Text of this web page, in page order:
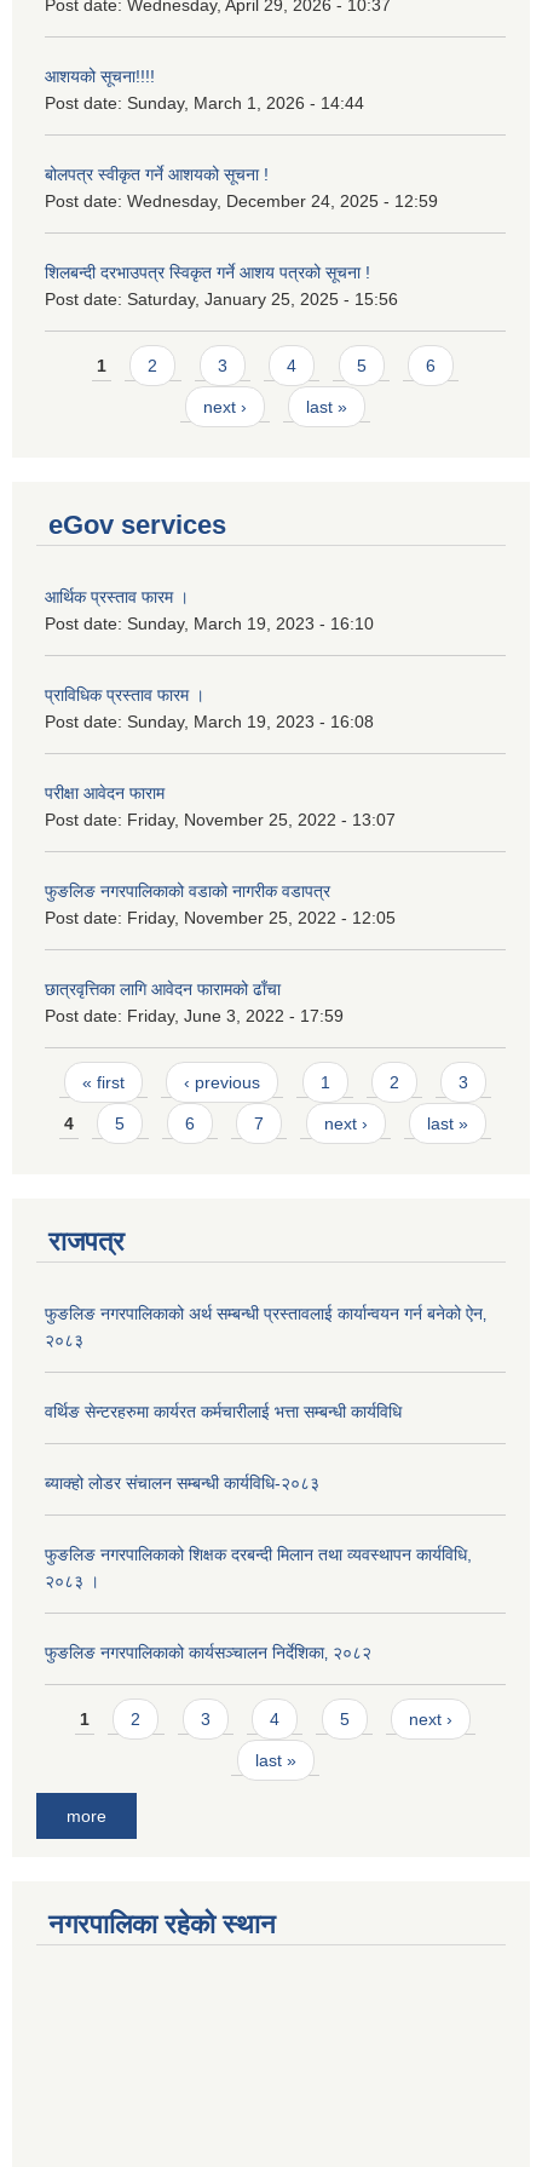
Post date: Wednesday, April 29, 2026 - 10:37
आशयको सूचना!!!!
Post date: Sunday, March 1, 2026 - 14:44
बोलपत्र स्वीकृत गर्ने आशयको सूचना !
Post date: Wednesday, December 24, 2025 - 12:59
शिलबन्दी दरभाउपत्र स्विकृत गर्ने आशय पत्रको सूचना !
Post date: Saturday, January 25, 2025 - 15:56
Pages
1 2 3 4 5 6
next › last »
eGov services
आर्थिक प्रस्ताव फारम ।
Post date: Sunday, March 19, 2023 - 16:10
प्राविधिक प्रस्ताव फारम ।
Post date: Sunday, March 19, 2023 - 16:08
परीक्षा आवेदन फाराम
Post date: Friday, November 25, 2022 - 13:07
फुङलिङ नगरपालिकाको वडाको नागरीक वडापत्र
Post date: Friday, November 25, 2022 - 12:05
छात्रवृत्तिका लागि आवेदन फारामको ढाँचा
Post date: Friday, June 3, 2022 - 17:59
Pages
« first ‹ previous 1 2 3
4 5 6 7 next › last »
राजपत्र
फुङलिङ नगरपालिकाको अर्थ सम्बन्धी प्रस्तावलाई कार्यान्वयन गर्न बनेको ऐन‚
२०८३
वर्थिङ सेन्टरहरुमा कार्यरत कर्मचारीलाई भत्ता सम्बन्धी कार्यविधि
ब्याक्हो लोडर संचालन सम्बन्धी कार्यविधि-२०८३
फुङलिङ नगरपालिकाको शिक्षक दरबन्दी मिलान तथा व्यवस्थापन कार्यविधि,
२०८३ ।
फुङलिङ नगरपालिकाको कार्यसञ्चालन निर्देशिका‚ २०८२
Pages
1 2 3 4 5 next ›
last »
more
नगरपालिका रहेको स्थान